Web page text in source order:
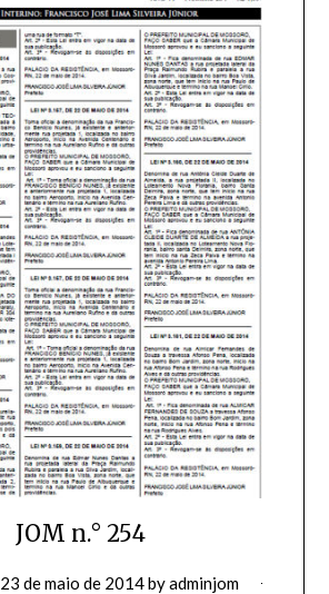
JOM n.° 254
23 de maio de 2014byadminjom